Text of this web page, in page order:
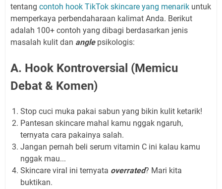
tentang contoh hook TikTok skincare yang menarik untuk
memperkaya perbendaharaan kalimat Anda. Berikut
adalah 100+ contoh yang dibagi berdasarkan jenis
masalah kulit dan anglepsikologis:
A. Hook Kontroversial (Memicu
Debat & Komen)
Stop cuci muka pakai sabun yang bikin kulit ketarik!
Pantesan skincare mahal kamu nggak ngaruh,
ternyata cara pakainya salah.
Jangan pernah beli serum vitamin C ini kalau kamu
nggak mau...
Skincare viral ini ternyata overrated? Mari kita
buktikan.